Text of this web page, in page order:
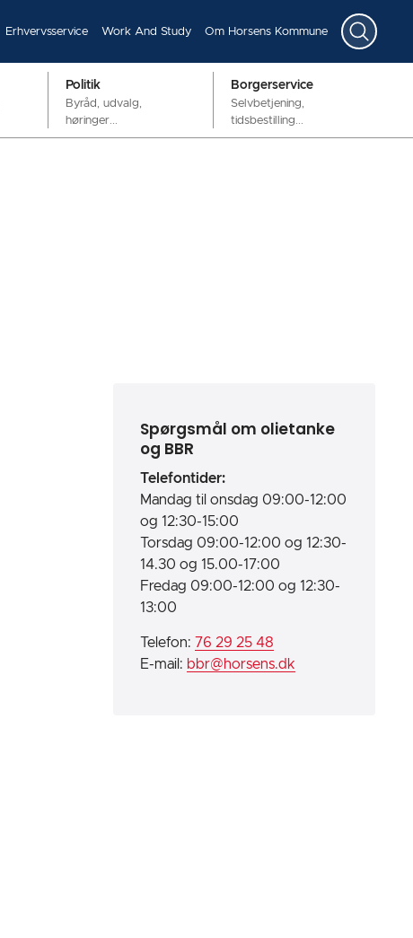
Erhvervsservice Work And Study Om Horsens Kommune
Politik
Byråd, udvalg,
høringer...
Borgerservice
Selvbetjening,
tidsbestilling...
Spørgsmål om olietanke
og BBR
Telefontider:
Mandag til onsdag 09:00-12:00
og 12:30-15:00
Torsdag 09:00-12:00 og 12:30-
14.30 og 15.00-17:00
Fredag 09:00-12:00 og 12:30-
13:00
Telefon: 76 29 25 48
E-mail: bbr@horsens.dk